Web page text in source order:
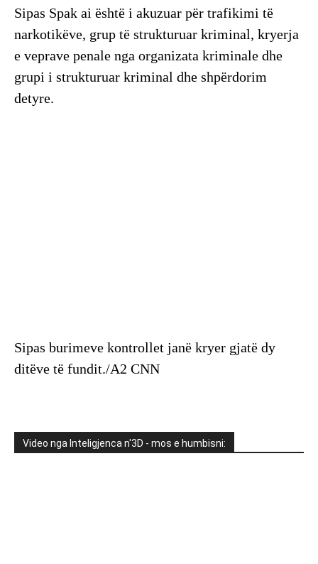
Sipas Spak ai është i akuzuar për trafikimi të
narkotikëve, grup të strukturuar kriminal, kryerja
e veprave penale nga organizata kriminale dhe
grupi i strukturuar kriminal dhe shpërdorim
detyre.
Sipas burimeve kontrollet janë kryer gjatë dy
ditëve të fundit./A2 CNN
Video nga Inteligjenca n'3D - mos e humbisni: